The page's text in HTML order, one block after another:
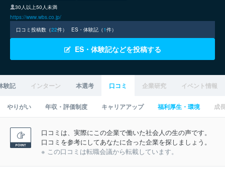
30人以上50人未満
https://www.wbs.co.jp/
口コミ投稿数（22件） ES・体験記（1件）
ES・体験記などを投稿する
験記 インターン 本選考 口コミ 企業研究 イベント情報
やりがい 年収・評価制度 キャリアアップ 福利厚生・環境 成
口コミは、実際にこの企業で働いた社会人の生の声です。
口コミを参考にしてあなたに合った企業を探しましょう。
※ この口コミは転職会議から転載しています。